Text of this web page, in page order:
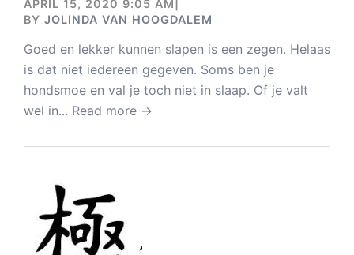
APRIL 15, 2020 9:05 AM
BY JOLINDA VAN HOOGDALEM
Goed en lekker kunnen slapen is een zegen. Helaas
is dat niet iedereen gegeven. Soms ben je
hondsmoe en val je toch niet in slaap. Of je valt
wel in... Read more →